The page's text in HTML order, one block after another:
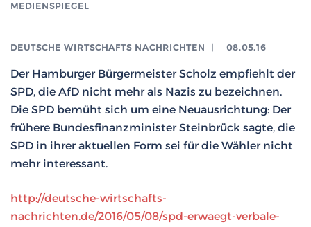
MEDIENSPIEGEL
DEUTSCHE WIRTSCHAFTS NACHRICHTEN 08.05.16
Der Hamburger Bürgermeister Scholz empfiehlt der
SPD, die AfD nicht mehr als Nazis zu bezeichnen.
Die SPD bemüht sich um eine Neuausrichtung: Der
frühere Bundesfinanzminister Steinbrück sagte, die
SPD in ihrer aktuellen Form sei für die Wähler nicht
mehr interessant.
http://deutsche-wirtschafts-
nachrichten.de/2016/05/08/spd-erwaegt-verbale-